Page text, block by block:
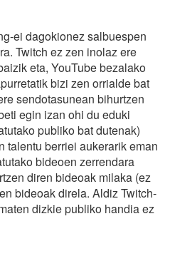
ei dagokionez salbuespen
Twitch ez zen inolaz ere
eta, YouTube bezalako
bizi zen orrialde bat
sendotasunean bihurtzen
egin izan ohi du eduki
publiko bat dutenak)
talentu berriei aukerarik eman
bideoen zerrendara
diren bideoak milaka (ez
bideoak direla. Aldiz Twitch-
dizkie publiko handia ez